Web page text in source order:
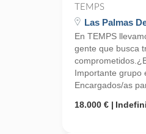
TEMPS
Las Palmas
En TEMPS
gente que busca
Importante grupo
Encargados/as
18.000 €